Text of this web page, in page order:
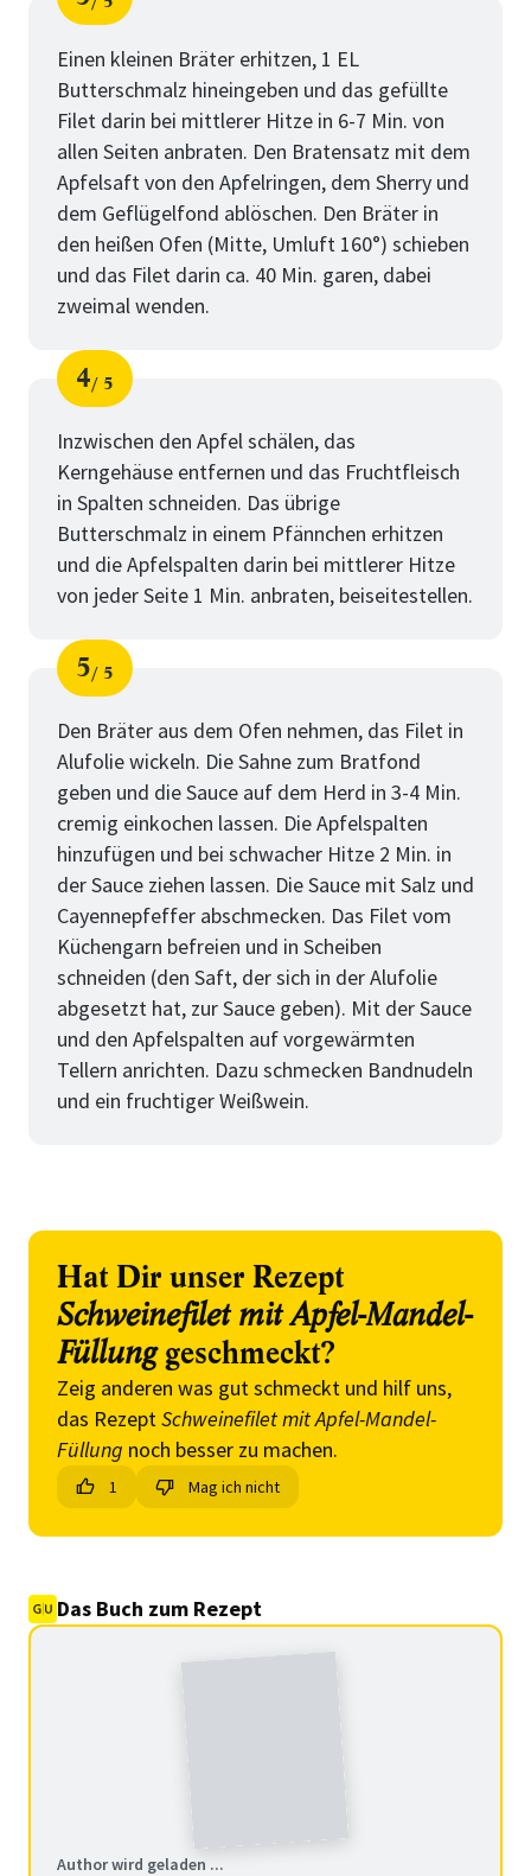
Schritt
von
Einen kleinen Bräter erhitzen, 1 EL
Butterschmalz hineingeben und das gefüllte
Filet darin bei mittlerer Hitze in 6-7 Min. von
allen Seiten anbraten. Den Bratensatz mit dem
Apfelsaft von den Apfelringen, dem Sherry und
dem Geflügelfond ablöschen. Den Bräter in
den heißen Ofen (Mitte, Umluft 160°) schieben
und das Filet darin ca. 40 Min. garen, dabei
zweimal wenden.
Schritt
4
von
5
Inzwischen den Apfel schälen, das
Kerngehäuse entfernen und das Fruchtfleisch
in Spalten schneiden. Das übrige
Butterschmalz in einem Pfännchen erhitzen
und die Apfelspalten darin bei mittlerer Hitze
von jeder Seite 1 Min. anbraten, beiseitestellen.
Schritt
5
von
5
Den Bräter aus dem Ofen nehmen, das Filet in
Alufolie wickeln. Die Sahne zum Bratfond
geben und die Sauce auf dem Herd in 3-4 Min.
cremig einkochen lassen. Die Apfelspalten
hinzufügen und bei schwacher Hitze 2 Min. in
der Sauce ziehen lassen. Die Sauce mit Salz und
Cayennepfeffer abschmecken. Das Filet vom
Küchengarn befreien und in Scheiben
schneiden (den Saft, der sich in der Alufolie
abgesetzt hat, zur Sauce geben). Mit der Sauce
und den Apfelspalten auf vorgewärmten
Tellern anrichten. Dazu schmecken Bandnudeln
und ein fruchtiger Weißwein.
Hat Dir unser Rezept
Schweinefilet mit Apfel-Mandel-
Füllunggeschmeckt?
Zeig anderen was gut schmeckt und hilf uns,
das RezeptSchweinefilet mit Apfel-Mandel-
Füllung noch besser zu machen.
1 Mag ich nicht
Das Buch zum Rezept
Author wird geladen ...